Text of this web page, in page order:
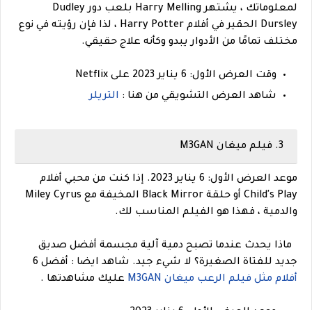
لمعلوماتك ، يشتهر Harry Melling بلعب دور Dudley
Dursley الحقير في أفلام Harry Potter ، لذا فإن رؤيته في نوع
مختلف تمامًا من الأدوار يبدو وكأنه علاج حقيقي.
وقت العرض الأول: 6 يناير 2023 على Netflix
شاهد العرض التشويقي من هنا : التريلر
3. فيلم ميغان M3GAN
موعد العرض الأول: 6 يناير 2023. إذا كنت من محبي أفلام
Child's Play أو حلقة Black Mirror المخيفة مع Miley Cyrus
والدمية ، فهذا هو الفيلم المناسب لك.
ماذا يحدث عندما تصبح دمية آلية مجسمة أفضل صديق
جديد للفتاة الصغيرة؟ لا شيء جيد. شاهد ايضا : أفضل 6
أفلام مثل فيلم الرعب ميغان M3GAN
عليك مشاهدتها .